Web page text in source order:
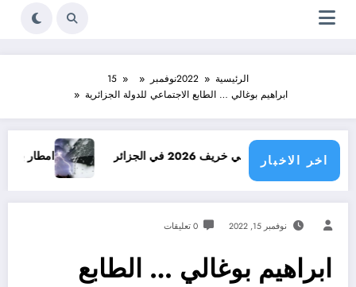
الرئيسية 2022نوفمبر
15
ابراهيم بوغالي … الطابع الاجتماعي للدولة الجزائرية
اخر الاخبارفي الجزائر امطار بكميات كبيرة جدا
نوفمبر 15, 2022 0 تعليقات
ابراهيم بوغالي … الطابع